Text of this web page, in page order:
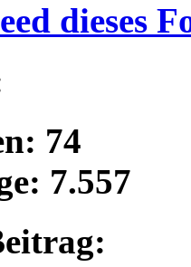
dieses
74
7.557